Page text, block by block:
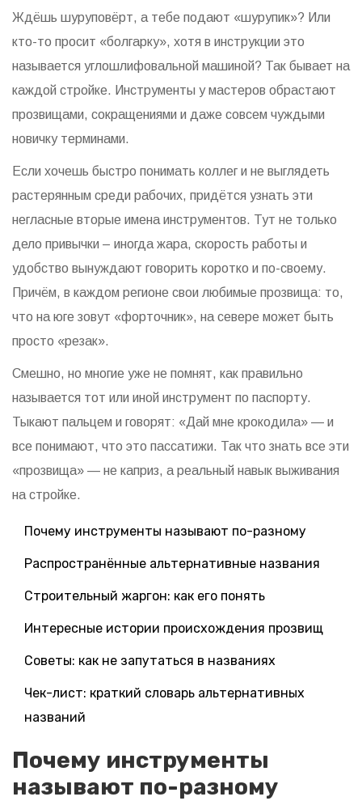
Ждёшь шуруповёрт, а тебе подают «шурупик»? Или
кто-то просит «болгарку», хотя в инструкции это
называется углошлифовальной машиной? Так бывает на
каждой стройке. Инструменты у мастеров обрастают
прозвищами, сокращениями и даже совсем чуждыми
новичку терминами.
Если хочешь быстро понимать коллег и не выглядеть
растерянным среди рабочих, придётся узнать эти
негласные вторые имена инструментов. Тут не только
дело привычки – иногда жара, скорость работы и
удобство вынуждают говорить коротко и по-своему.
Причём, в каждом регионе свои любимые прозвища: то,
что на юге зовут «форточник», на севере может быть
просто «резак».
Смешно, но многие уже не помнят, как правильно
называется тот или иной инструмент по паспорту.
Тыкают пальцем и говорят: «Дай мне крокодила» — и
все понимают, что это пассатижи. Так что знать все эти
«прозвища» — не каприз, а реальный навык выживания
на стройке.
Почему инструменты называют по-разному
Распространённые альтернативные названия
Строительный жаргон: как его понять
Интересные истории происхождения прозвищ
Советы: как не запутаться в названиях
Чек-лист: краткий словарь альтернативных
названий
Почему инструменты
называют по-разному